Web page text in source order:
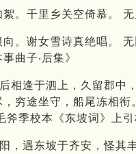
。千里乡关空倚慕。
。谢女雪诗真绝唱。
曲子‧后集》
相逢于泗上，久留郡中
穷途坐守，船尾冻相
季校本《东坡词》上引
，遇东坡于齐安，怪其